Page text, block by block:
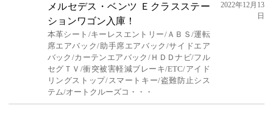
メルセデス・ベンツ Ｅクラスステー
ションワゴン入庫！
本革シート/キーレスエントリー/ＡＢＳ/運転
席エアバック/助手席エアバック/サイドエア
バック/カーテンエアバック/ＨＤＤナビ/フル
セグＴＶ/衝突被害軽減ブレーキ/ETC/アイド
リングストップ/スマートキー/盗難防止シス
テム/オートクルーズコ・・・
2022年12月13
日